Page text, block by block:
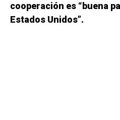
cooperación es “buena
Estados Unidos”.